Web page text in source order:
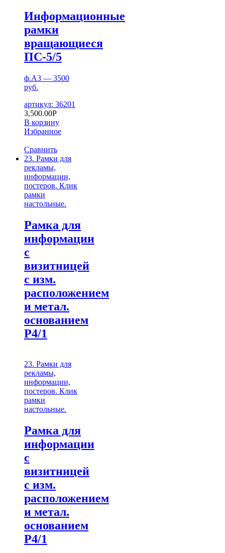
Информационные
рамки
вращающиеся
ПС-5/5
ф.А3 — 3500
руб.
артикул: 36201
3,500.00Р
В корзину
Избранное
Сравнить
23. Рамки для
рекламы,
информации,
постеров. Клик
рамки
настольные.
Рамка для
информации
с
визитницей
с изм.
расположением
и метал.
основанием
Р4/1
23. Рамки для
рекламы,
информации,
постеров. Клик
рамки
настольные.
Рамка для
информации
с
визитницей
с изм.
расположением
и метал.
основанием
Р4/1